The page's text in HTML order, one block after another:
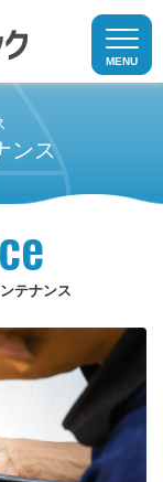
ンス
テナンス
MENU